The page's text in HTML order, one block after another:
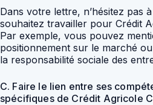
Dans votre lettre, n’hésitez pas
souhaitez travailler pour Crédit
Par exemple, vous pouvez
positionnement sur le marché
la responsabilité sociale des
C. Faire le lien entre ses
spécifiques de Crédit Agricole